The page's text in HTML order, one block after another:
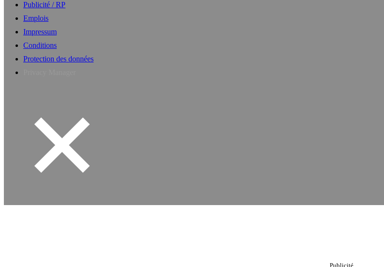
Publicité / RP
Emplois
Impressum
Conditions
Protection des données